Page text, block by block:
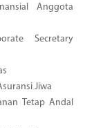
Anggota
Secretary
Jiwa
Tetap Andal